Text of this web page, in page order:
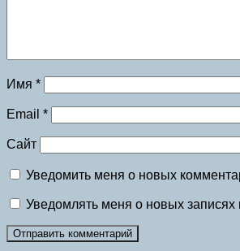
Имя *
Email *
Сайт
Уведомить меня о новых
Уведомлять меня о новых записях